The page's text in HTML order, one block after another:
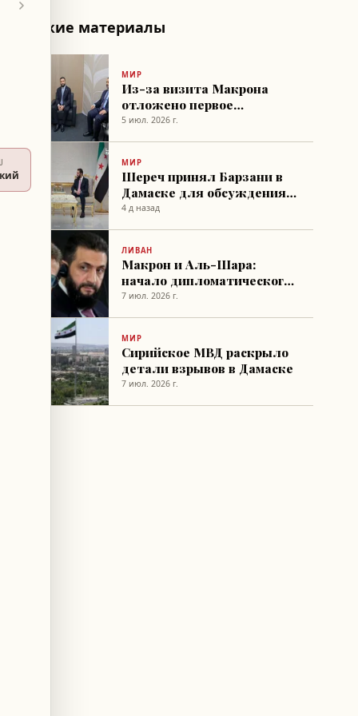
Похожие материалы
МИР
Из-за визита Макрона
отложено первое
заседание Народного
5 июл. 2026 г.
МИР
Шереч принял Барзани в
Дамаске для обсуждения
экономического
4 д назад
ЛИВАН
Макрон и Аль-Шара:
начало дипломатического
обмена между Францией и
7 июл. 2026 г.
МИР
Сирийское МВД раскрыло
детали взрывов в Дамаске
7 июл. 2026 г.